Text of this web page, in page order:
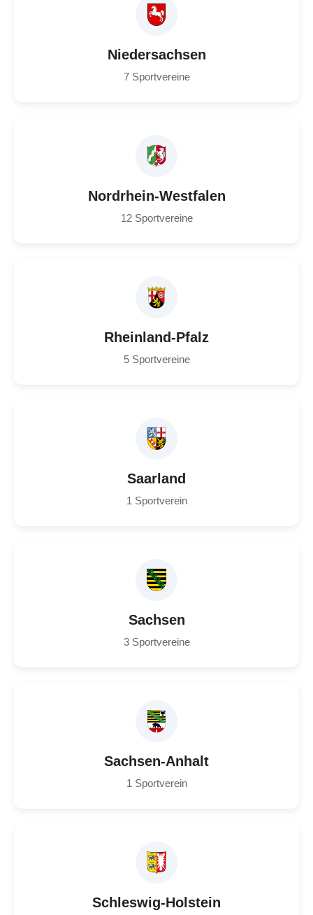
Niedersachsen
7 Sportvereine
Nordrhein-Westfalen
12 Sportvereine
Rheinland-Pfalz
5 Sportvereine
Saarland
1 Sportverein
Sachsen
3 Sportvereine
Sachsen-Anhalt
1 Sportverein
Schleswig-Holstein